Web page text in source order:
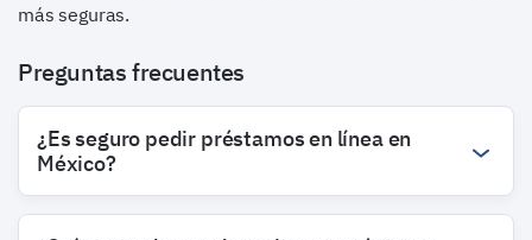
más seguras.
Preguntas frecuentes
¿Es seguro pedir préstamos en línea en
México?